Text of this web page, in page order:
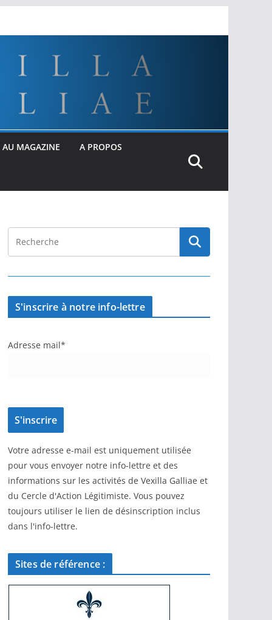
AU MAGAZINE A PROPOS
S'inscrire à notre info-lettre
Adresse mail*
Votre adresse e-mail est uniquement utilisée
pour vous envoyer notre info-lettre et des
informations sur les activités de Vexilla Galliae et
du Cercle d'Action Légitimiste. Vous pouvez
toujours utiliser le lien de désinscription inclus
dans l'info-lettre.
Sites de référence :